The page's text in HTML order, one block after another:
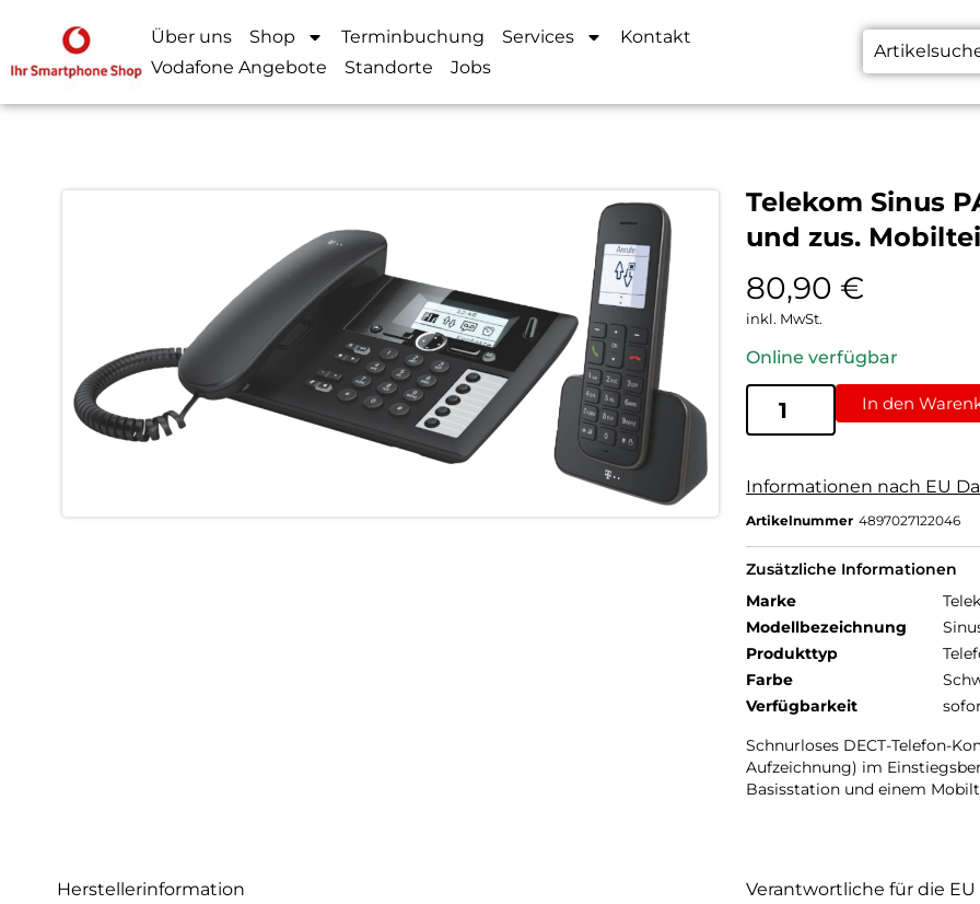
Über uns Shop Terminbuchung Services
Kontakt
Vodafone Angebote
Standorte Jobs
Telekom Sinus
und zus.
80,90 €
inkl. MwSt.
Online verfügbar
In den
Informationen nach EU
Artikelnummer 4897027122046
Zusätzliche Informationen
Marke
Modellbezeichnung
Produkttyp
Farbe
Verfügbarkeit
Schnurloses DECT-Telefon-
Aufzeichnung) im
Basisstation und einem
Herstellerinformation
Verantwortliche für die EU